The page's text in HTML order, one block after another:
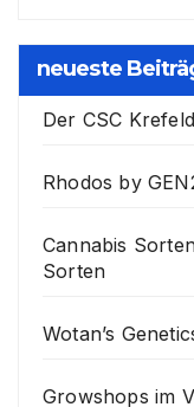
neueste
Der CSC
Rhodos by
Cannabis
Sorten
Wotan’s
Growshops im